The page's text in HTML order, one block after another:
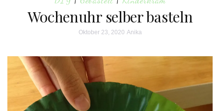
Wochenuhr selber basteln
Oktober 23, 2020 Anika